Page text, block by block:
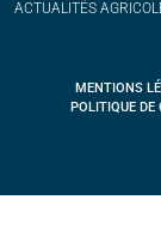
ACTUALITÉS
MENTIONS
POLITIQUE DE